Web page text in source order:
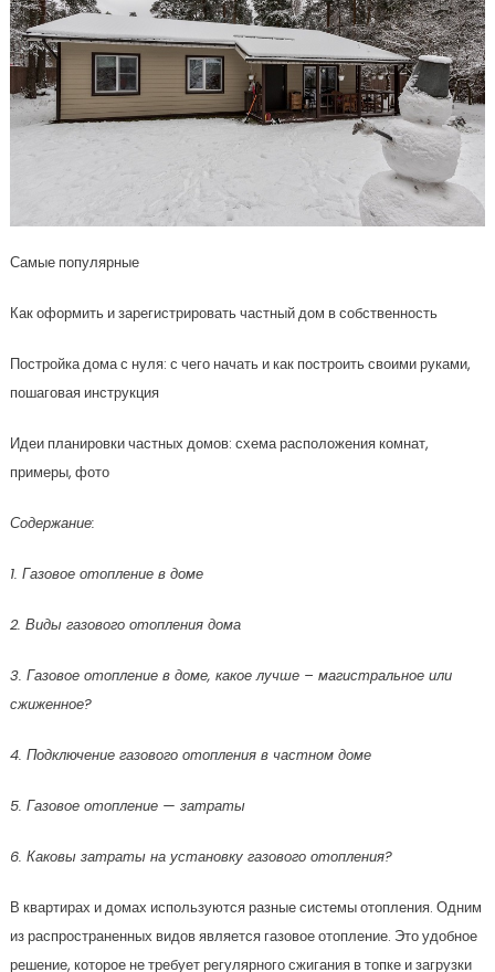
Самые популярные
Как оформить и зарегистрировать частный дом в собственность
Постройка дома с нуля: с чего начать и как построить своими руками,
пошаговая инструкция
Идеи планировки частных домов: схема расположения комнат,
примеры, фото
Содержание:
1. Газовое отопление в доме
2. Виды газового отопления дома
3. Газовое отопление в доме, какое лучше – магистральное или
сжиженное?
4. Подключение газового отопления в частном доме
5. Газовое отопление — затраты
6. Каковы затраты на установку газового отопления?
В квартирах и домах используются разные системы отопления. Одним
из распространенных видов является газовое отопление. Это удобное
решение, которое не требует регулярного сжигания в топке и загрузки